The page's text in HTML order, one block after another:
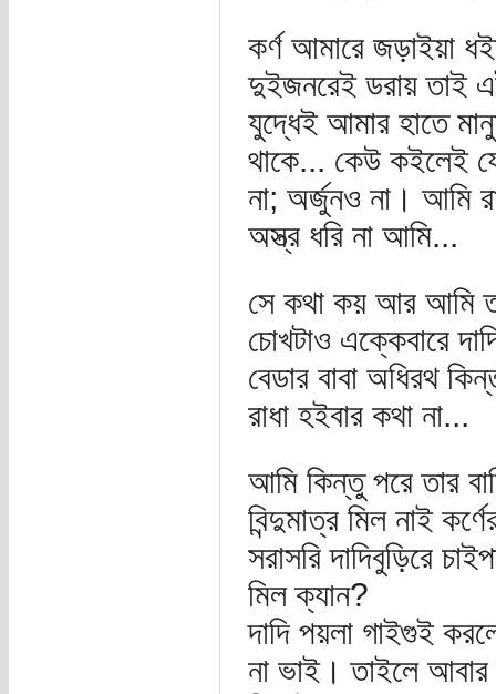
কর্ণ আমারে জড়াইয়া
দুইজনরেই ডরায় তাই
যুদ্ধেই আমার হাতে
থাকে... কেউ কইলেই
না; অর্জুনও না। আমি
অস্ত্র ধরি না আমি...
সে কথা কয় আর আমি
চোখটাও এক্কেবারে
বেডার বাবা অধিরথ
রাধা হইবার কথা না...
আমি কিন্তু পরে তার
বিন্দুমাত্র মিল নাই
সরাসরি দাদিবুড়িরে
মিল ক্যান?
দাদি পয়লা গাইগুই
না ভাই। তাইলে